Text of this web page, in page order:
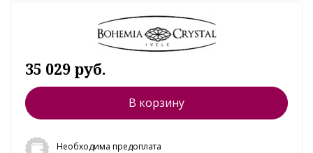
35 029 руб.
В корзину
Необходима предоплата